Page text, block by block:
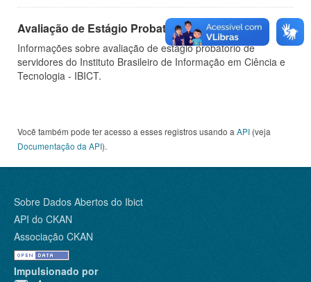
Avaliação de Estágio Probatório
Informações sobre avaliação de estágio probatório de
servidores do Instituto Brasileiro de Informação em Ciência e
Tecnologia - IBICT.
Você também pode ter acesso a esses registros usando a API (veja
Documentação da API).
Sobre Dados Abertos do Ibict
API do CKAN
Associação CKAN
Impulsionado por